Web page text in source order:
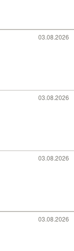
03.08.2026
03.08.2026
03.08.2026
03.08.2026